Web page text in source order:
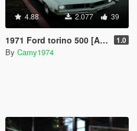
4.88 2.077 39
1971 Ford torino 500 [Add-On] 1.0
By Camy1974